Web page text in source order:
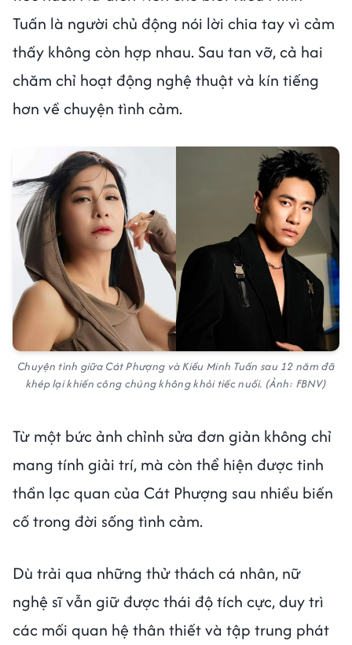
Tuấn là người chủ động nói lời chia tay vì cảm
thấy không còn hợp nhau. Sau tan vỡ, cả hai
chăm chỉ hoạt động nghệ thuật và kín tiếng
hơn về chuyện tình cảm.
Chuyện tình giữa Cát Phượng và Kiều Minh Tuấn sau 12 năm đã
khép lại khiến công chúng không khỏi tiếc nuối. (Ảnh: FBNV)
Từ một bức ảnh chỉnh sửa đơn giản không chỉ
mang tính giải trí, mà còn thể hiện được tinh
thần lạc quan của Cát Phượng sau nhiều biến
cố trong đời sống tình cảm.
Dù trải qua những thử thách cá nhân, nữ
nghệ sĩ vẫn giữ được thái độ tích cực, duy trì
các mối quan hệ thân thiết và tập trung phát